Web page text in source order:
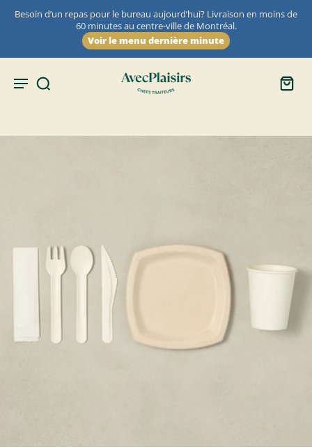
Besoin d’un repas pour le bureau aujourd’hui? Livraison en moins de
60 minutes au centre-ville de Montréal.
Voir le menu dernière minute